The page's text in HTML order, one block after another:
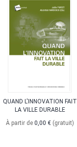
QUAND L'INNOVATION FAIT
LA VILLE DURABLE
À partir de 0,00 € (gratuit)